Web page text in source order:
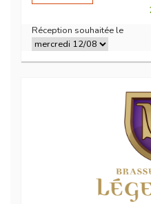
Réception souhaitée le